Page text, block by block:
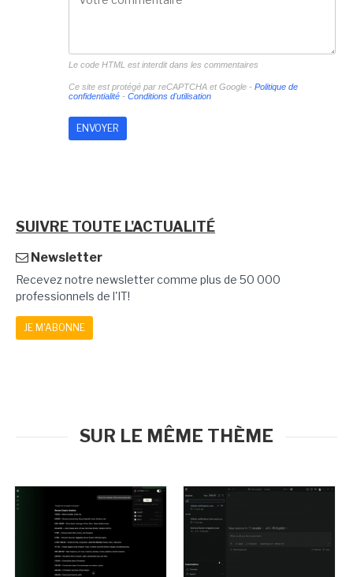
Le code HTML est interdit dans les commentaires
Ce site est protégé par reCAPTCHA et Google - Politique de
confidentialité- Conditions d'utilisation
SUIVRE TOUTE L'ACTUALITÉ
Newsletter
Recevez notre newsletter comme plus de 50 000
professionnels de l'IT!
JE M'ABONNE
SUR LE MÊME THÈME